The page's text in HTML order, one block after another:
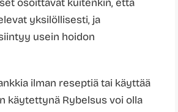
osoittavat kuitenkin, että
yksilöllisesti, ja
usein hoidon
ilman reseptiä tai käyttää
käytettynä Rybelsus voi olla